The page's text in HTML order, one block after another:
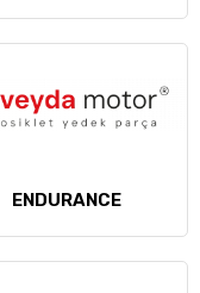
ENDURANCE